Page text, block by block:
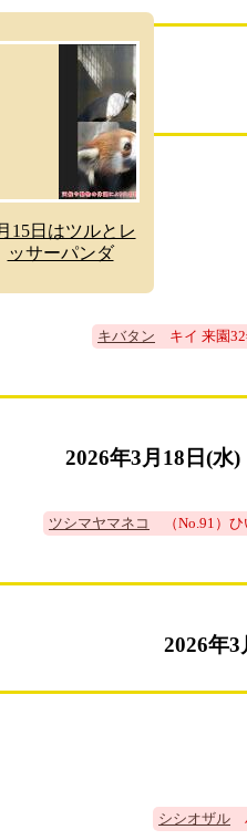
15日はツルとレ
ッサーパンダ
キバタン キイ 来園
2026年3月18日(水)
ツシマヤマネコ （No.91）
2026年3
シシオザル